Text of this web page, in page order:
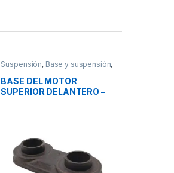
Suspensión, Base y suspensión,
Bases de motor
BASE DEL MOTOR
SUPERIOR DELANTERO –